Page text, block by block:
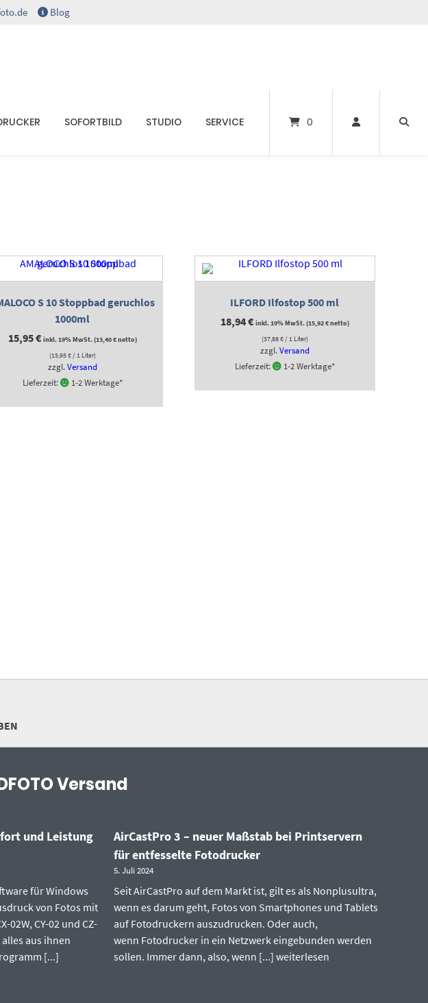
Blog
SOFORTBILD STUDIO SERVICE 0
S 10 Stoppbad geruchlos
1000ml
15,95€ inkl. 19% MwSt. (13,40€netto)
(15,95€/ 1 Liter)
zzgl.Versand
Lieferzeit:
1-2 Werktage*
ILFORD Ilfostop 500 ml
18,94€ inkl. 19% MwSt. (15,92€netto)
(37,88€/ 1 Liter)
zzgl.Versand
Lieferzeit:
1-2 Werktage*
Versand
und Leistung
für Windows
von Fotos mit
02W, CY-02 und CZ-
aus ihnen
[...]
AirCastPro 3 – neuer Maßstab bei Printservern
für entfesselte Fotodrucker
5. Juli 2024
Seit AirCastPro auf dem Markt ist, gilt es als Nonplusultra,
wenn es darum geht, Fotos von Smartphones und Tablets
auf Fotodruckern auszudrucken. Oder auch,
wenn Fotodrucker in ein Netzwerk eingebunden werden
sollen. Immer dann, also, wenn [...]weiterlesen